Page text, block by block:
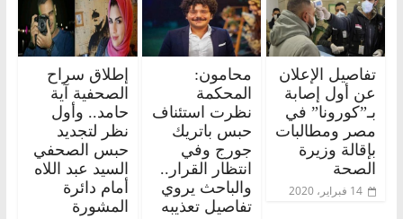
تفاصيل الإعلان
عن أول إصابة
بـ”كورونا” في
مصر ومطالبات
بإقالة وزيرة
الصحة
14 فبراير، 2020
محامون:
المحكمة
نظرت استئناف
حبس باتريك
جورج وفي
انتظار القرار..
والباحث يروي
تفاصيل تعذيبه
إطلاق سراح
الصحفية آية
حامد.. وأول
نظر لتجديد
حبس الصحفي
السيد عبد اللاه
أمام دائرة
المشورة